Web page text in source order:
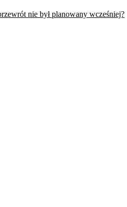
nie był planowany wcześniej?